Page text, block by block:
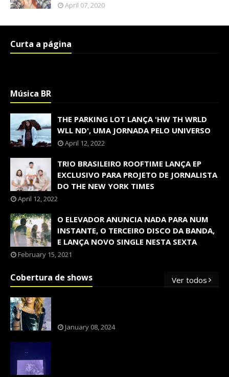
April 07, 2020
Curta a página
Música BR
THE PARKING LOT LANÇA 'HW TH WRLD
WLL ND', UMA JORNADA PELO UNIVERSO
April 12, 2022
TRIO BRASILEIRO ROOFTIME LANÇA EP
EXCLUSIVO PARA PROJETO DE JORNALISTA
DO THE NEW YORK TIMES
April 12, 2022
O ELEVADOR ANUNCIA NADA PARA NUM
INSTANTE, O TERCEIRO DISCO DA BANDA,
E LANÇA NOVO SINGLE NESTA SEXTA
February 15, 2021
Cobertura de shows Ver todos
January 08, 2024